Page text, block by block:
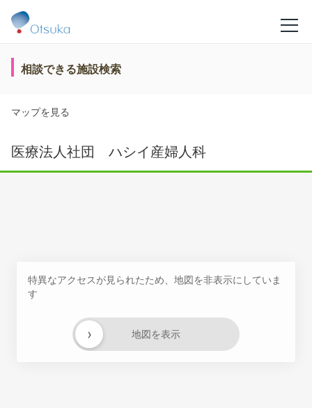
相談できる施設検索
マップを見る
医療法人社団 ハシイ産婦人科
特異なアクセスが見られたため、地図を非表示にしていま
す
地図を表示
›